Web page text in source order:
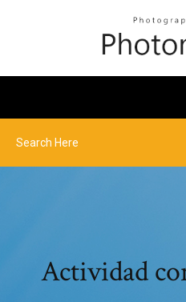
Actividad